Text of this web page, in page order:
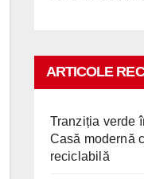
ARTICOLE
Tranziția verde
Casă modernă
reciclabilă